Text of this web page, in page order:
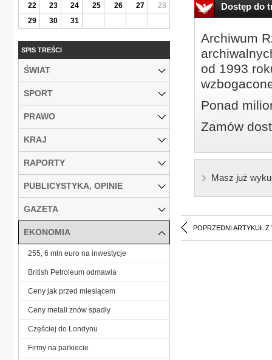
Dostęp do
Archiwum
od 1993
Ponad
Zamów
Masz już
POPRZEDNI ARTYKUŁ Z
22
23 24 25 26 27
28
29
30 31
SPIS TREŚCI
ŚWIAT
SPORT
PRAWO
KRAJ
RAPORTY
PUBLICYSTYKA, OPINIE
GAZETA
EKONOMIA
255, 6 mln euro na inwestycje
British Petroleum odmawia
Ceny jak przed miesiącem
Ceny metali znów spadły
Częściej do Londynu
Firmy na parkiecie